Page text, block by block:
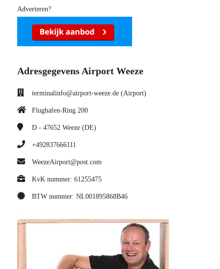
Adverteren?
Adresgegevens Airport Weeze
terminalinfo@airport-weeze.de (Airport)
Flughafen-Ring 200
D - 47652 Weeze (DE)
+492837666111
WeezeAirport@post.com
KvK nummer: 61255475
BTW nummer: NL001895868B46